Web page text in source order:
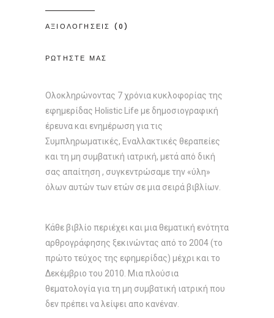
ΑΞΙΟΛΟΓΗΣΕΙΣ (0)
ΡΩΤΗΣΤΕ ΜΑΣ
Ολοκληρώνοντας 7 χρόνια κυκλοφορίας της
εφημερίδας Holistic Life με δημοσιογραφική
έρευνα και ενημέρωση για τις
Συμπληρωματικές, Εναλλακτικές θεραπείες
και τη μη συμβατική ιατρική, μετά από δική
σας απαίτηση , συγκεντρώσαμε την «ύλη»
όλων αυτών των ετών σε μια σειρά βιβλίων.
Κάθε βιβλίο περιέχει και μια θεματική ενότητα
αρθρογράφησης ξεκινώντας από το 2004 (το
πρώτο τεύχος της εφημερίδας) μέχρι και το
Δεκέμβριο του 2010. Μια πλούσια
θεματολογία για τη μη συμβατική ιατρική που
δεν πρέπει να λείψει απο κανέναν.